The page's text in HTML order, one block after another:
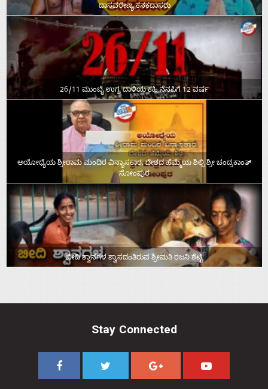
ದಾಸವರೇಣ್ಯ ಕನಕದಾಸರು
26/11 ಮುಂಬೈ ಉಗ್ರ ದಾಳಿಯ ಕಹಿ ನೆನಪಿಗೆ 12 ವರ್ಷ
ಅಯೋಧ್ಯೆಯ ಶ್ರೀರಾಮ ಮಂದಿರ ವಿನ್ಯಾಸಕಾರ, ದೇಶದ ಹೆಮ್ಮೆಯ ಶಿಲ್ಪಿ ಶ್ರೀ ಚಂದ್ರಕಾಂತ್‌
ಸೋಂಪುರ
ಬೀದಿ ಶ್ವಾನಗಳ ಶ್ವಾಸದಂತಿರುವ ಶ್ರೀಮತಿ ರಜನಿ ಶೆಟ್ಟಿ
Stay Connected